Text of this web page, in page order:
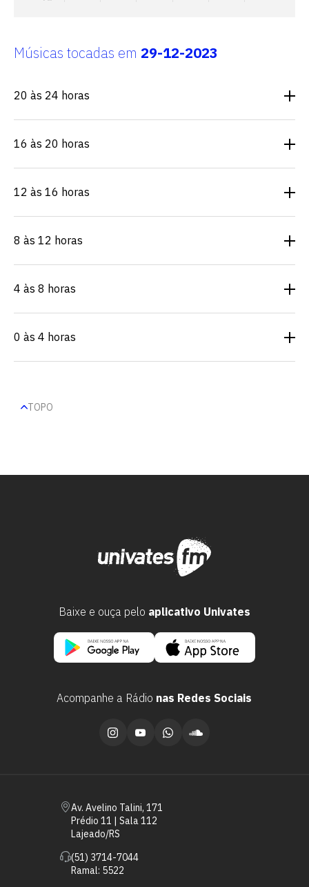
Músicas tocadas em 29-12-2023
20 às 24 horas
16 às 20 horas
12 às 16 horas
8 às 12 horas
4 às 8 horas
0 às 4 horas
TOPO
Av. Avelino Talini, 171
Prédio 11 | Sala 112
Lajeado/RS
(51) 3714-7044
Ramal: 5522
Acompanhe a Rádio nas Redes Sociais
Baixe e ouça pelo aplicativo Univates
Escolha a vaga que você
quer concorrer:
vagas a partir do 2º ano de curso